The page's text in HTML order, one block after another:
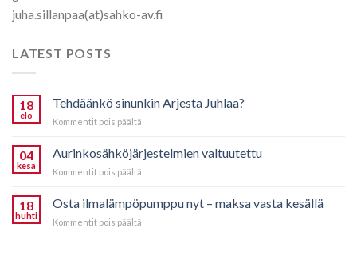
juha.sillanpaa(at)sahko-av.fi
LATEST POSTS
18
elo
Tehdäänkö sinunkin Arjesta Juhlaa?
Kommentit pois päältä
sinunkin
Arjesta
04
kesä
Aurinkosähköjärjestelmien valtuutettu
Kommentit pois päältä
18
huhti
Osta ilmalämpöpumppu nyt – maksa vasta kesällä
Kommentit pois päältä